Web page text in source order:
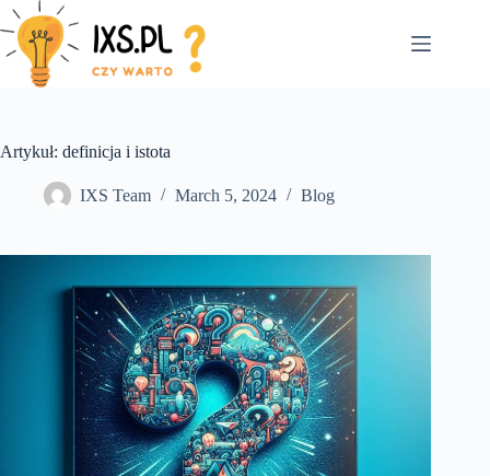
Skip
to
content
Artykuł: definicja i istota
IXS Team March 5, 2024 Blog